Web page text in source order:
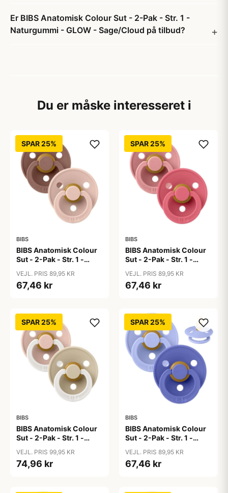
Er BIBS Anatomisk Colour Sut - 2-Pak - Str. 1 -
Naturgummi - GLOW - Sage/Cloud på tilbud?
Du er måske interesseret i
SPAR 25%
BIBS
BIBS Anatomisk Colour
Sut - 2-Pak - Str. 1 -
Blush/Woodchuck
VEJL. PRIS 89,95 KR
67,46 kr
SPAR 25%
BIBS
BIBS Anatomisk Colour
Sut - 2-Pak - Str. 1 -
Pink/Coral
VEJL. PRIS 89,95 KR
67,46 kr
SPAR 25%
BIBS
BIBS Anatomisk Colour
Sut - 2-Pak - Str. 1 -
Blush/Vanilla
VEJL. PRIS 99,95 KR
74,96 kr
SPAR 25%
BIBS
BIBS Anatomisk Colour
Sut - 2-Pak - Str. 1 -
Hush/Grape
VEJL. PRIS 89,95 KR
67,46 kr